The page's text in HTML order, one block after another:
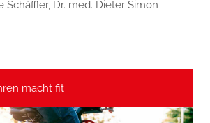
Schäffler, Dr. med. Dieter Simon
macht fit